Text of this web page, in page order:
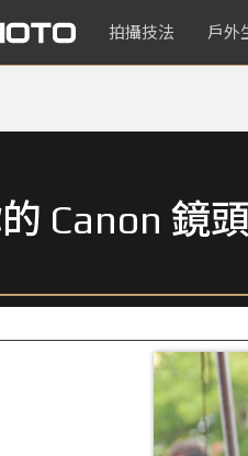
拍攝技法 戶外
Canon 鏡